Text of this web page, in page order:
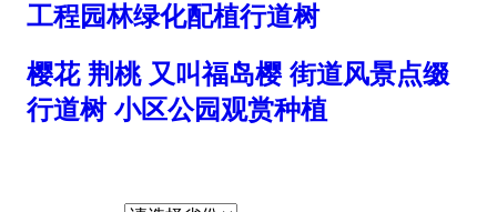
工程园林绿化配植行道树
樱花 荆桃 又叫福岛樱 街道风景点缀
行道树 小区公园观赏种植